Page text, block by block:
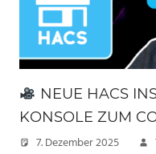
NEUE HACS
KONSOLE ZUM
7. Dezember 2025